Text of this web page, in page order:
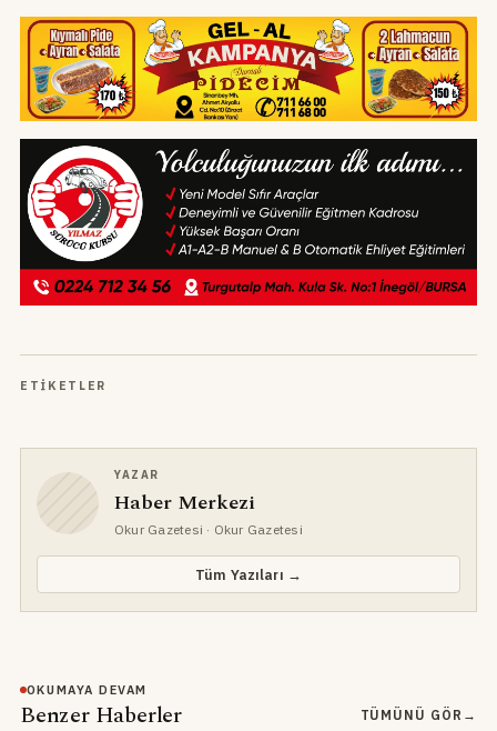
ETIKETLER
YAZAR
Haber Merkezi
Okur Gazetesi · Okur Gazetesi
Tüm Yazıları →
OKUMAYA DEVAM
Benzer Haberler TÜMÜNÜ GÖR →